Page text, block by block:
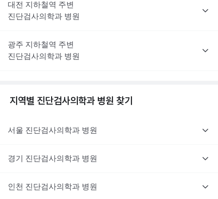
대전 지하철역 주변
진단검사의학과 병원
광주 지하철역 주변
진단검사의학과 병원
지역별 진단검사의학과 병원 찾기
서울 진단검사의학과 병원
경기 진단검사의학과 병원
인천 진단검사의학과 병원